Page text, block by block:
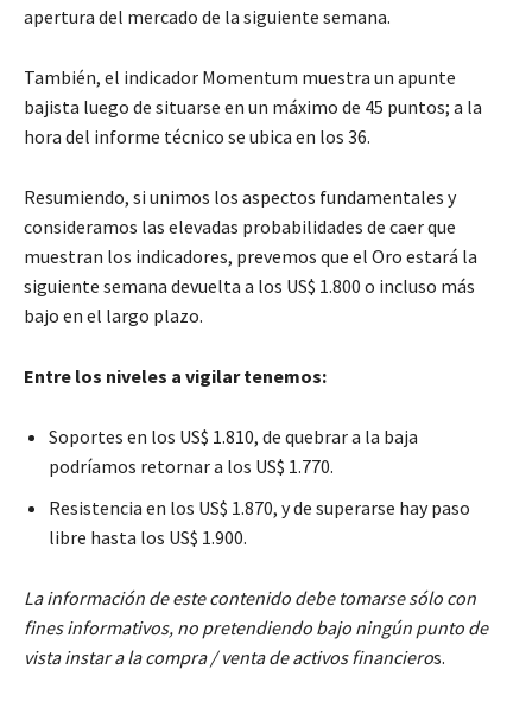
apertura del mercado de la siguiente semana.
También, el indicador Momentum muestra un apunte
bajista luego de situarse en un máximo de 45 puntos; a la
hora del informe técnico se ubica en los 36.
Resumiendo, si unimos los aspectos fundamentales y
consideramos las elevadas probabilidades de caer que
muestran los indicadores, prevemos que el Oro estará la
siguiente semana devuelta a los US$ 1.800 o incluso más
bajo en el largo plazo.
Entre los niveles a vigilar tenemos:
Soportes en los US$ 1.810, de quebrar a la baja
podríamos retornar a los US$ 1.770.
Resistencia en los US$ 1.870, y de superarse hay paso
libre hasta los US$ 1.900.
La información de este contenido debe tomarse sólo con
fines informativos, no pretendiendo bajo ningún punto de
vista instar a la compra / venta de activos financieros.